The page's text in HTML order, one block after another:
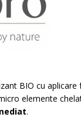
BIO cu aplicare
elemente
.